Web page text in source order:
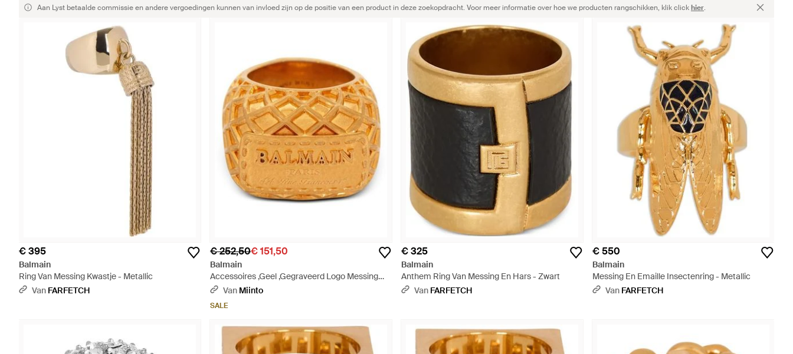
Aan Lyst betaalde commissie en andere vergoedingen kunnen van invloed zijn op de positie van een product in deze zoekopdracht. Voor meer informatie over hoe we producten rangschikken, klik clickhier.
€ 395
Balmain
Ring Van Messing Kwastje - Metallic
Van FARFETCH
€ 252,50€ 151,50
Balmain
Accessoires ,Geel ,Gegraveerd Logo Messing
Slip-On Sieraden - Metallic
Van Miinto
SALE
€ 325
Balmain
Anthem Ring Van Messing En Hars - Zwart
Van FARFETCH
€ 550
Balmain
Messing En Emaille Insectenring - Metallic
Van FARFETCH